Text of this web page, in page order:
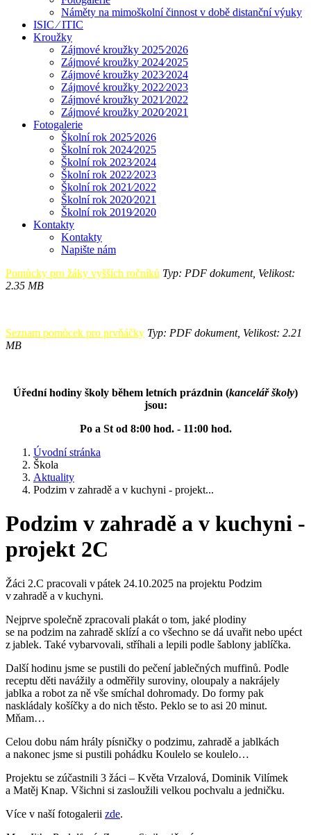
Náměty na mimoškolní činnost v době distanční výuky
ISIC ⁄ ITIC
Kroužky
Zájmové kroužky 2025⁄2026
Zájmové kroužky 2024⁄2025
Zájmové kroužky 2023⁄2024
Zájmové kroužky 2022⁄2023
Zájmové kroužky 2021⁄2022
Zájmové kroužky 2020⁄2021
Fotogalerie
Školní rok 2025⁄2026
Školní rok 2024⁄2025
Školní rok 2023⁄2024
Školní rok 2022⁄2023
Školní rok 2021⁄2022
Školní rok 2020⁄2021
Školní rok 2019⁄2020
Kontakty
Kontakty
Napište nám
Pomůcky pro žáky vyšších ročníků Typ: PDF dokument, Velikost:
2.35 MB
Seznam pomůcek pro prvňáčky Typ: PDF dokument, Velikost: 2.21
MB
Úřední hodiny školy během letních prázdnin (kancelář školy)
jsou:
Po a St od 8:00 hod. - 11:00 hod.
Úvodní stránka
Škola
Aktuality
Podzim v zahradě a v kuchyni - projekt...
Podzim v zahradě a v kuchyni -
projekt 2C
Žáci 2.C pracovali v pátek 24.10.2025 na projektu Podzim
v zahradě a v kuchyni.
Nejprve společně zpracovali plakát o tom, jaké plodiny
se na podzim na zahradě sklízí a co všechno se dá uvařit nebo upéct
z jablek. Také vybarvovali, stříhali a lepili podle šablony jablíčka.
Další hodinu jsme se pustili do pečení jablečných muffinů. Podle
receptu děti navážily a odměřily suroviny, oloupaly a nakrájely
jablka a robot za ně vše smíchal dohromady. Do formy pak
naskládaly košíčky a do nich těsto. Peklo se to asi 20 minut.
Mňam…
Celou dobu nám hrály písničky o podzimu, zahradě a jablkách
a nakonec jsme si pustili pohádku Koulelo se koulelo…
Projektu se zúčastnili 3 žáci – Květa Vrzalová, Dominik Vilímek
a Matěj Knap. Všichni si zasloužili velkou pochvalu a jedničku.
Více v naší fotogalerii zde.